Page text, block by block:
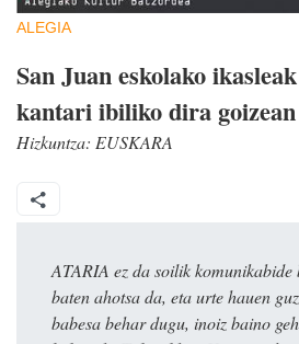
ALEGIA
San Juan eskolako
kantari ibiliko dira goizean
Hizkuntza: EUSKARA
ATARIA ez da soilik
baten ahotsa da, eta urte hauen
babesa behar dugu, inoiz baino